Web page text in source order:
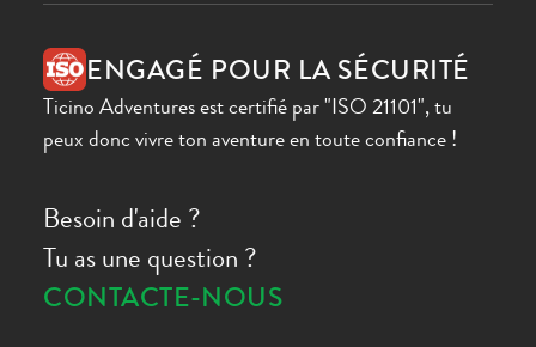
ENGAGÉ POUR LA SÉCURITÉ
Ticino Adventures est certifié par "ISO 21101", tu
peux donc vivre ton aventure en toute confiance !
Besoin d'aide ?
Tu as une question ?
CONTACTE-NOUS